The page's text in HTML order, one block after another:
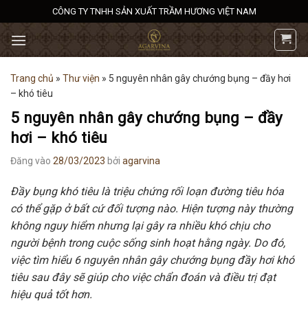
qua
nội
dung
CÔNG TY TNHH SẢN XUẤT TRẦM HƯƠNG VIỆT NAM
Trang chủ » Thư viện » 5 nguyên nhân gây chướng bụng – đầy hơi
– khó tiêu
5 nguyên nhân gây chướng bụng – đầy
hơi – khó tiêu
Đăng vào 28/03/2023 bởi agarvina
Đầy bụng khó tiêu là triệu chứng rối loạn đường tiêu hóa
có thể gặp ở bất cứ đối tượng nào. Hiện tượng này thường
không nguy hiểm nhưng lại gây ra nhiều khó chịu cho
người bệnh trong cuộc sống sinh hoạt hằng ngày. Do đó,
việc tìm hiểu 6 nguyên nhân gây chướng bụng đầy hơi khó
tiêu sau đây sẽ giúp cho việc chẩn đoán và điều trị đạt
hiệu quả tốt hơn.